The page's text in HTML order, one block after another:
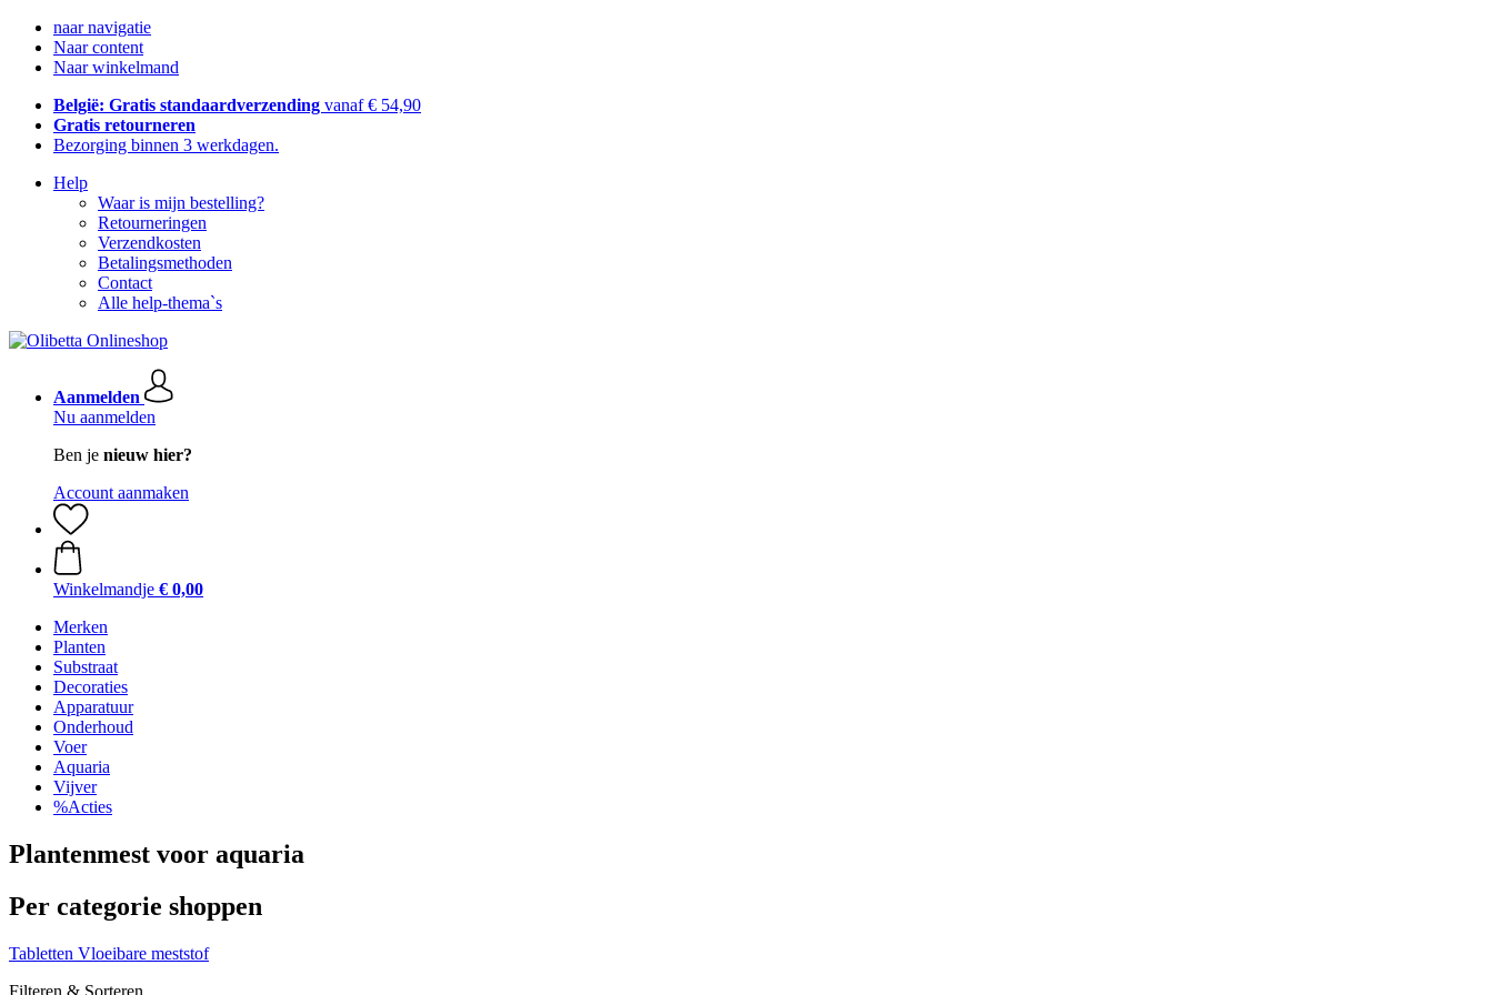
naar navigatie
Naar content
Naar winkelmand
België: Gratis standaardverzending vanaf € 54,90
Gratis retourneren
Bezorging binnen 3 werkdagen.
Help
Waar is mijn bestelling?
Retourneringen
Verzendkosten
Betalingsmethoden
Contact
Alle help-thema`s
Aanmelden
Nu aanmelden
Ben je nieuw hier?
Account aanmaken
Winkelmandje € 0,00
Merken
Planten
Substraat
Decoraties
Apparatuur
Onderhoud
Voer
Aquaria
Vijver
%Acties
Plantenmest voor aquaria
Per categorie shoppen
Tabletten Vloeibare meststof
Filteren & Sorteren